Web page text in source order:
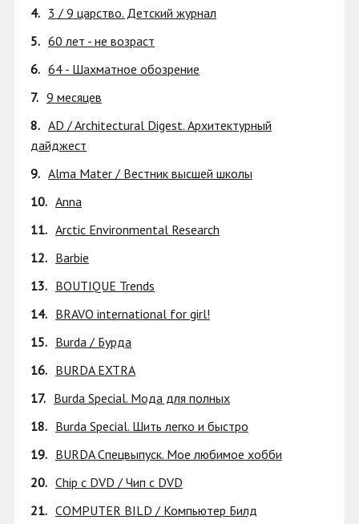
4. 3 / 9 царство. Детский журнал
5. 60 лет - не возраст
6. 64 - Шахматное обозрение
7. 9 месяцев
8. AD / Architectural Digest. Архитектурный
дайджест
9. Alma Mater / Вестник высшей школы
10. Anna
11. Arctic Environmental Research
12. Barbie
13. BOUTIQUE Trends
14. BRAVO international for girl!
15. Burda / Бурда
16. BURDA EXTRA
17. Burda Special. Мода для полных
18. Burda Special. Шить легко и быстро
19. BURDA Спецвыпуск. Мое любимое хобби
20. Chip с DVD / Чип с DVD
21. COMPUTER BILD / Компьютер Билд